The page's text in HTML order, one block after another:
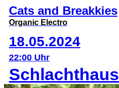
Cats and Breakkies
Organic Electro
18.05.2024
22:00 Uhr
Schlachthaus